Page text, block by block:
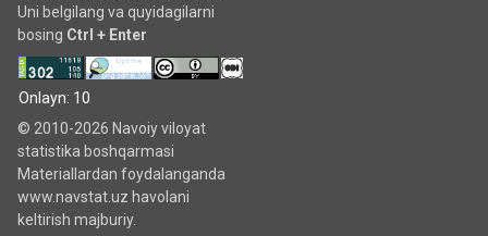
Uni belgilang va quyidagilarni
bosing Ctrl + Enter
Onlayn: 10
© 2010-2026 Navoiy viloyat
statistika boshqarmasi
Materiallardan foydalanganda
www.navstat.uz havolani
keltirish majburiy.